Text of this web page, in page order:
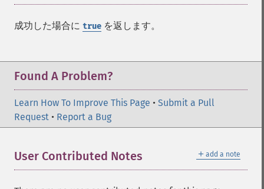
成功した場合に true を返します。
Found A Problem?
Learn How To Improve This Page • Submit a Pull
Request • Report a Bug
＋ add a note
User Contributed Notes
getCopyright
getFilename
getFont
getGravity
getHomeURL
getImage
getImageAlphaChannel
getImageArtifact
getImageBluePrimary